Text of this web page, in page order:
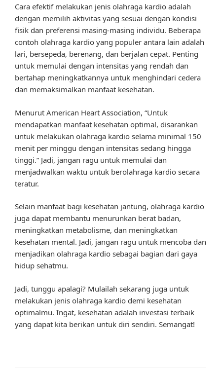
Cara efektif melakukan jenis olahraga kardio adalah
dengan memilih aktivitas yang sesuai dengan kondisi
fisik dan preferensi masing-masing individu. Beberapa
contoh olahraga kardio yang populer antara lain adalah
lari, bersepeda, berenang, dan berjalan cepat. Penting
untuk memulai dengan intensitas yang rendah dan
bertahap meningkatkannya untuk menghindari cedera
dan memaksimalkan manfaat kesehatan.
Menurut American Heart Association, “Untuk
mendapatkan manfaat kesehatan optimal, disarankan
untuk melakukan olahraga kardio selama minimal 150
menit per minggu dengan intensitas sedang hingga
tinggi.” Jadi, jangan ragu untuk memulai dan
menjadwalkan waktu untuk berolahraga kardio secara
teratur.
Selain manfaat bagi kesehatan jantung, olahraga kardio
juga dapat membantu menurunkan berat badan,
meningkatkan metabolisme, dan meningkatkan
kesehatan mental. Jadi, jangan ragu untuk mencoba dan
menjadikan olahraga kardio sebagai bagian dari gaya
hidup sehatmu.
Jadi, tunggu apalagi? Mulailah sekarang juga untuk
melakukan jenis olahraga kardio demi kesehatan
optimalmu. Ingat, kesehatan adalah investasi terbaik
yang dapat kita berikan untuk diri sendiri. Semangat!